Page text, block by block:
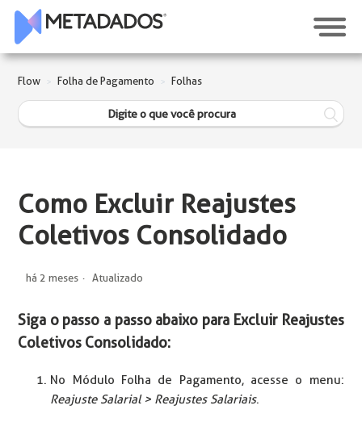
Flow Folha de Pagamento Folhas
Como Excluir Reajustes
Coletivos Consolidado
há 2 meses Atualizado
Siga o passo a passo abaixo para Excluir Reajustes
Coletivos Consolidado:
No Módulo Folha de Pagamento, acesse o menu:
Reajuste Salarial > Reajustes Salariais.